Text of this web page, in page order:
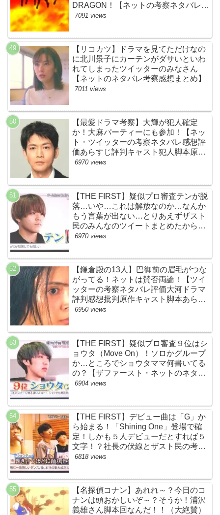
DRAGON！【ネットの考察ネタバレ感
想まとめ・第１話】
7091 views
【リコカツ】ドラマを見てただけなの
に北川景子にカーテンがダサいといわ
れてしまったツイッターのみなさん
【ネットのネタバレ考察感想まとめ】
7011 views
【最愛ドラマ考察】大輝が犯人確定
か！大麻パーティーにも参加！【ネッ
ト・ツイッターの考察ネタバレ感想評
価あらすじ評判キャスト犯人脚本原作
黒幕伏線まとめ・大ちゃん・梨央・加
6970 views
【THE FIRST】疑似プロ審査テンが脱
落…いや…これは解放なのか…なんか
もう言葉が出ない…とりあえずザスト
民のみんなのツイートまとめたから見
て…【ザファースト・ネットのネタバ
6970 views
【鎌倉殿の13人】巴御前の眉毛がつな
がってる！ネットは賛否両論！【ツイ
ッターの考察ネタバレ評価大河ドラマ
評判感想批判原作キャスト脚本あらす
じ伏線まとめ犯人黒幕・秋元才加】
6950 views
【THE FIRST】疑似プロ審査９位はシ
ョウタ（Move On）！ソロかグループ
か…ところでショウタママ何書いてる
の？【ザファースト・ネットのネタバ
レ感想考察まとめ・スッキリ・
6904 views
【THE FIRST】デビュー曲は「G」か
ら始まる！「Shining One」登場で確
定！しかも５人デビューだとすれば５
文字！？社長の伏線とザスト民の考察
すげーよ…鳥肌立ったわ…【シャイニ
BMSG・BE:FIRST・ビーファース
ト】
6818 views
【名探偵コナン】あれれ～？今日のコ
ナンは頭おかしいぞ～？そうか！浦沢
義雄さん脚本回なんだ！！（大絶賛）